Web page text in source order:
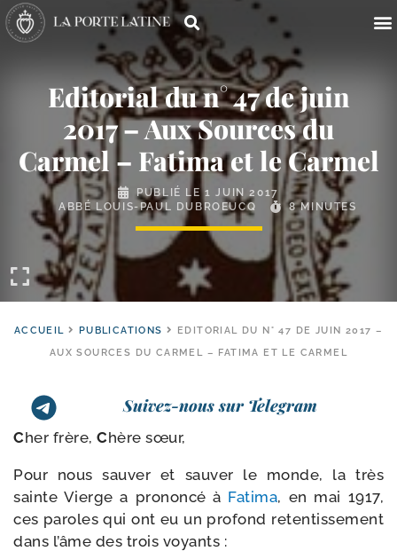
Editorial du n° 47 de juin
2017 – Aux Sources du
Carmel – Fatima et le Carmel
PUBLIÉ LE1 JUIN 2017
ABBÉ LOUIS-PAUL DUBROEUCQ
8 MINUTES
ACCUEIL PUBLICATIONS
EDITORIAL DU N° 47 DE JUIN 2017 –
AUX SOURCES DU CARMEL – FATIMA ET LE CARMEL
Suivez-nous sur Telegram
Cher frère, Chère sœur,
Pour nous sau­ver et sau­ver le monde, la très
sainte Vierge a pro­non­cé à Fatima, en mai 1917,
ces paroles qui ont eu un pro­fond reten­tis­se­ment
dans l’âme des trois voyants :